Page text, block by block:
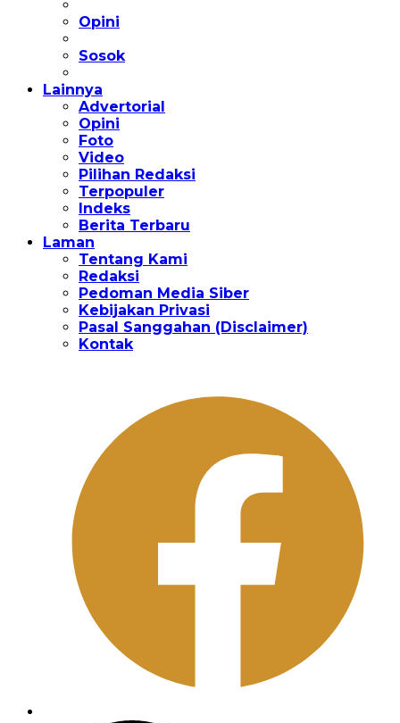
Opini
Sosok
Lainnya
Advertorial
Opini
Foto
Video
Pilihan Redaksi
Terpopuler
Indeks
Berita Terbaru
Laman
Tentang Kami
Redaksi
Pedoman Media Siber
Kebijakan Privasi
Pasal Sanggahan (Disclaimer)
Kontak